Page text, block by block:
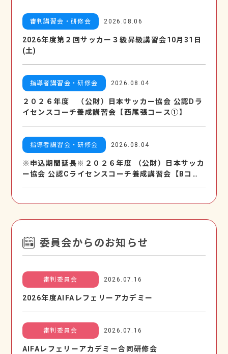
審判講習会・研修会 2026.08.06
2026年度第２回サッカー３級昇級講習会10月31日
(土)
指導者講習会・研修会 2026.08.04
２０２６年度 （公財）日本サッカー協会 公認Dラ
イセンスコーチ養成講習会【西尾張コース①】
指導者講習会・研修会 2026.08.04
※申込期間延長※２０２６年度 （公財）日本サッカ
ー協会 公認Cライセンスコーチ養成講習会【Bコー
委員会からのお知らせ
審判委員会 2026.07.16
2026年度AIFAレフェリーアカデミー
審判委員会 2026.07.16
AIFAレフェリーアカデミー合同研修会